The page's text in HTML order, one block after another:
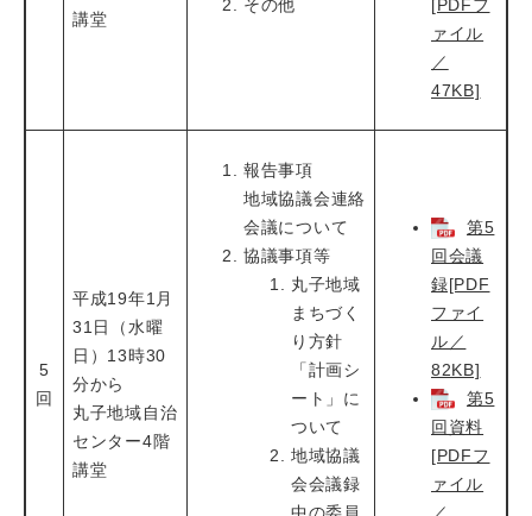
講堂
その他
[PDFフ
ァイル
／
47KB]
5
回
平成19年1月
31日（水曜
日）13時30
分から
丸子地域自治
センター4階
講堂
報告事項
地域協議会連絡
会議について
協議事項等
丸子地域
まちづく
り方針
「計画シ
ート」に
ついて
地域協議
会会議録
中の委員
第5
回会議
録[PDF
ファイ
ル／
82KB]
第5
回資料
[PDFフ
ァイル
／